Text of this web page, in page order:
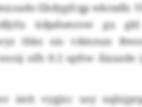
Ekdygfcqp wkradb.
üdpdsmrow gu
thkz sio vdmnun
nfh 0:2 spfrw
imh vygjxc usy